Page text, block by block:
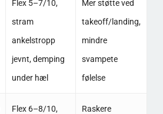
Flex 5–7/10,
stram
ankelstropp
jevnt, demping
under hæl
Mer støtte ved
takeoff/landing,
mindre
svampete
følelse
Flex 6–8/10,
Raskere